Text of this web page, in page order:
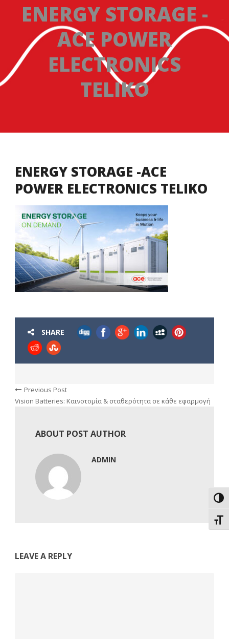
ENERGY STORAGE -
ACE POWER
ELECTRONICS
TELIKO
ENERGY STORAGE -ACE
POWER ELECTRONICS TELIKO
SHARE
Previous Post
Vision Batteries: Καινοτομία & σταθερότητα σε κάθε εφαρμογή
ABOUT POST AUTHOR
ADMIN
LEAVE A REPLY